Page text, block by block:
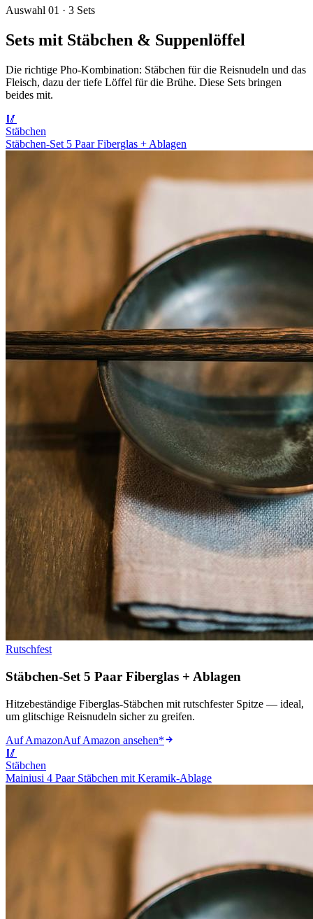
Auswahl 01 · 3 Sets
Sets mit Stäbchen & Suppenlöffel
Die richtige Pho-Kombination: Stäbchen für die Reisnudeln und das
Fleisch, dazu der tiefe Löffel für die Brühe. Diese Sets bringen
beides mit.
🥢
Stäbchen
Stäbchen-Set 5 Paar Fiberglas + Ablagen
Rutschfest
Stäbchen-Set 5 Paar Fiberglas + Ablagen
Hitzebeständige Fiberglas-Stäbchen mit rutschfester Spitze — ideal,
um glitschige Reisnudeln sicher zu greifen.
Auf AmazonAuf Amazon ansehen*
🥢
Stäbchen
Mainiusi 4 Paar Stäbchen mit Keramik-Ablage